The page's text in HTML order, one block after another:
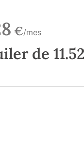
€/mes
de